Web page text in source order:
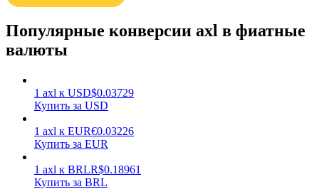
Заработок
Популярные конверсии axl в фиатные
валюты
1 axl к USD$0.03729
Купить за USD
1 axl к EUR€0.03226
Купить за EUR
1 axl к BRLR$0.18961
Купить за BRL